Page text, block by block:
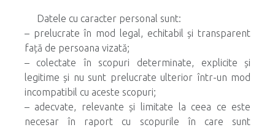
Datele cu caracter personal sunt:
– prelucrate în mod legal, echitabil și transparent
față de persoana vizată;
– colectate în scopuri determinate, explicite și
legitime și nu sunt prelucrate ulterior într-un mod
incompatibil cu aceste scopuri;
– adecvate, relevante și limitate la ceea ce este
necesar în raport cu scopurile în care sunt